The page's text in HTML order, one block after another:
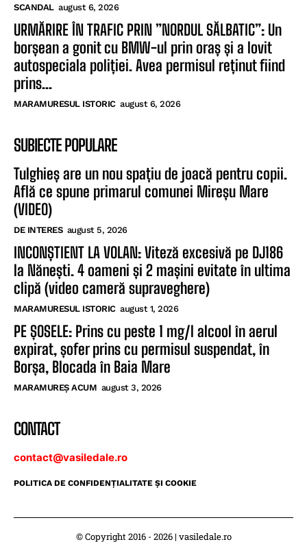
SCANDAL august 6, 2026
URMĂRIRE ÎN TRAFIC PRIN ”NORDUL SĂLBATIC”: Un
borșean a gonit cu BMW-ul prin oraș și a lovit
autospeciala poliției. Avea permisul reținut fiind
prins...
MARAMURESUL ISTORIC august 6, 2026
SUBIECTE POPULARE
Tulghieș are un nou spațiu de joacă pentru copii.
Află ce spune primarul comunei Mireșu Mare
(VIDEO)
DE INTERES august 5, 2026
INCONȘTIENT LA VOLAN: Viteză excesivă pe DJ186
la Nănești. 4 oameni și 2 mașini evitate în ultima
clipă (video cameră supraveghere)
MARAMURESUL ISTORIC august 1, 2026
PE ȘOSELE: Prins cu peste 1 mg/l alcool în aerul
expirat, șofer prins cu permisul suspendat, în
Borșa, Blocada în Baia Mare
MARAMUREȘ ACUM august 3, 2026
CONTACT
contact@vasiledale.ro
POLITICA DE CONFIDENŢIALITATE ŞI COOKIE
© Copyright 2016 - 2026 | vasiledale.ro